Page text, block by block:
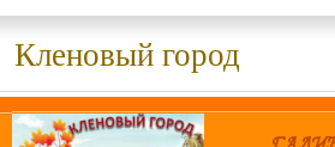
Кленовый город